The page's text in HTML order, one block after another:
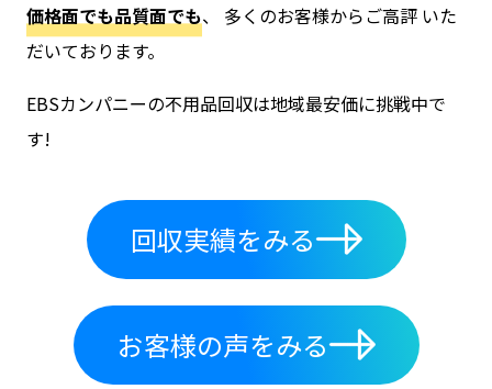
価格面でも品質面でも、 多くのお客様からご高評 いた
だいております。
EBSカンパニーの不用品回収は地域最安価に挑戦中で
す!
回収実績をみる
お客様の声をみる